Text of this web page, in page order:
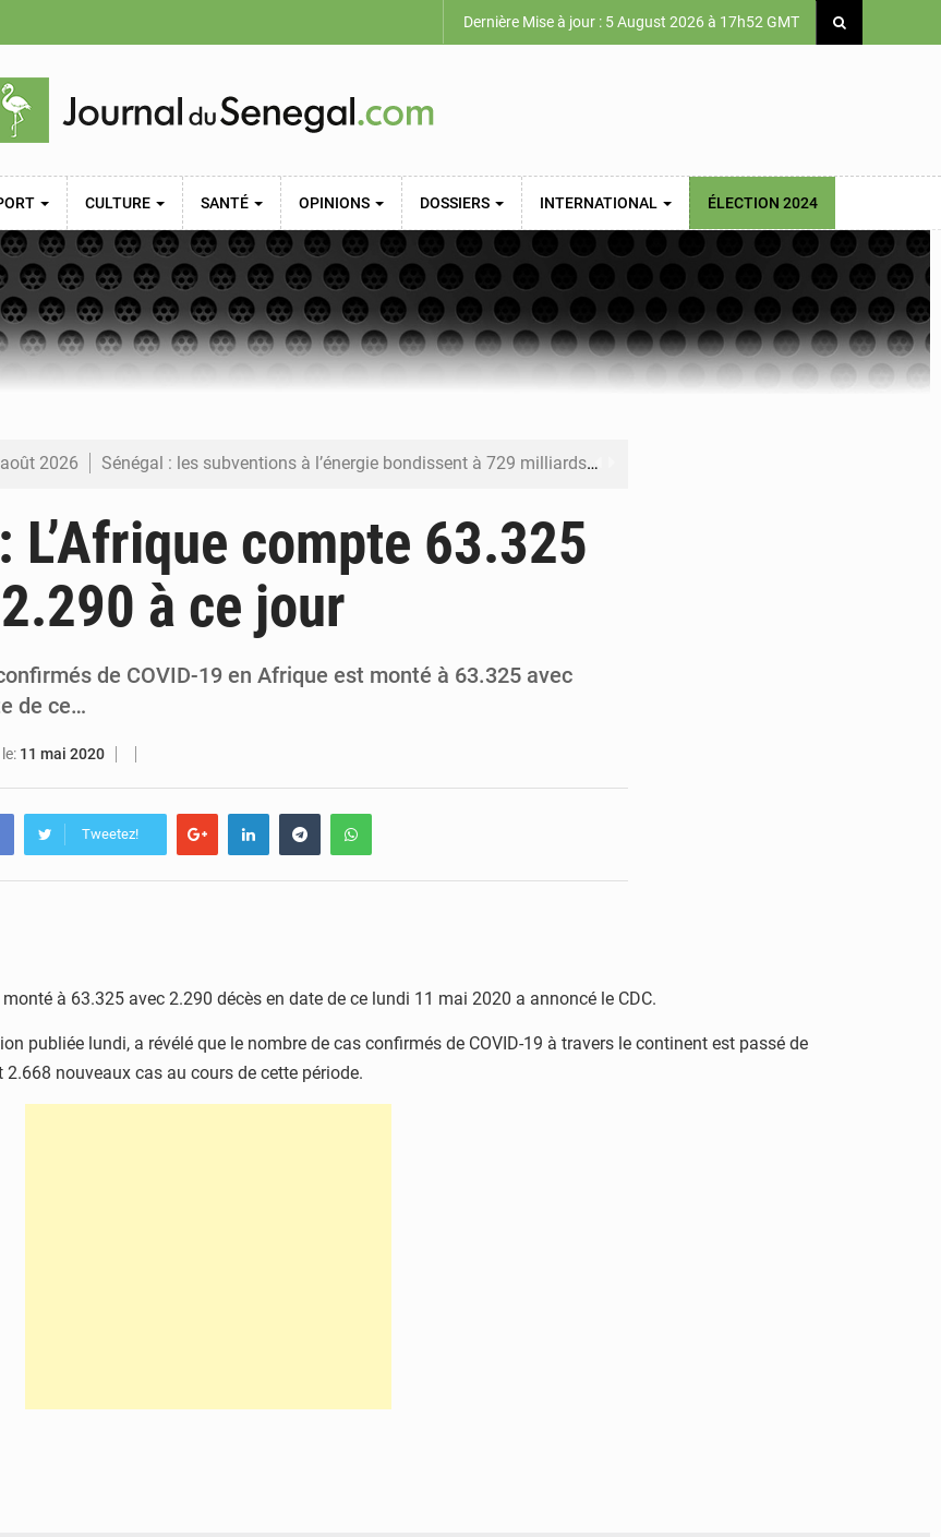
Dernière Mise à jour : 5 August 2026 à 17h52 GMT
CULTURE SANTÉ OPINIONS DOSSIERS INTERNATIONAL ÉLECTION 2024
2026 Sénégal : les subventions à l’énergie bondissent à 729 milliards FCFA pour contenir les prix des carburants et de l’électricité
2026 Sénégal : Ousmane Diagne prêtera serment le 11 août comme président du Conseil constitutionnel
2026 Pétrole : le Sénégal clarifie les revenus tirés du champ de Sangomar et réfute les accusations sur un faible retour financier
L’Afrique compte 63.325
à ce jour
de COVID-19 en Afrique est monté à 63.325 avec
de ce…
le: 11 mai 2020
Tweetez!
à 63.325 avec 2.290 décès en date de ce lundi 11 mai 2020 a annoncé le CDC.
publiée lundi, a révélé que le nombre de cas confirmés de COVID-19 à travers le continent est passé de
nouveaux cas au cours de cette période.